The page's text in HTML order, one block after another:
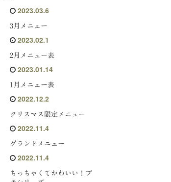
2023.03.6
3月メニュー
2023.02.1
2月メニュー表
2023.01.14
1月メニュー表
2022.12.2
クリスマス限定メニュー
2022.11.4
グランドメニュー
2022.11.4
ちっちゃくてかわいい！プ